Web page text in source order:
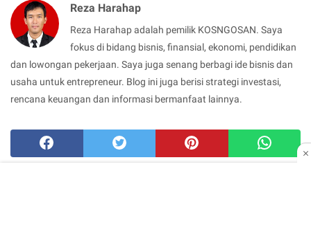
Reza Harahap
Reza Harahap adalah pemilik KOSNGOSAN. Saya
fokus di bidang bisnis, finansial, ekonomi, pendidikan
dan lowongan pekerjaan. Saya juga senang berbagi ide bisnis dan
usaha untuk entrepreneur. Blog ini juga berisi strategi investasi,
rencana keuangan dan informasi bermanfaat lainnya.